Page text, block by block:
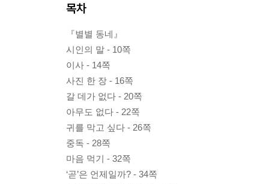
목차
『별별 동네』
시인의 말 - 10쪽
이사 - 14쪽
사진 한 장 - 16쪽
갈 데가 없다 - 20쪽
아무도 없다 - 22쪽
귀를 막고 싶다 - 26쪽
중독 - 28쪽
마음 먹기 - 32쪽
‘곧’은 언제일까? - 34쪽